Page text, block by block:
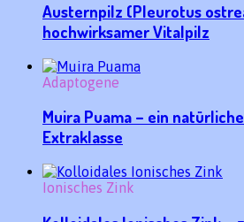
Austernpilz (Pleurotus
hochwirksamer Vitalpilz
Adaptogene
Muira Puama – ein
Extraklasse
Ionisches Zink